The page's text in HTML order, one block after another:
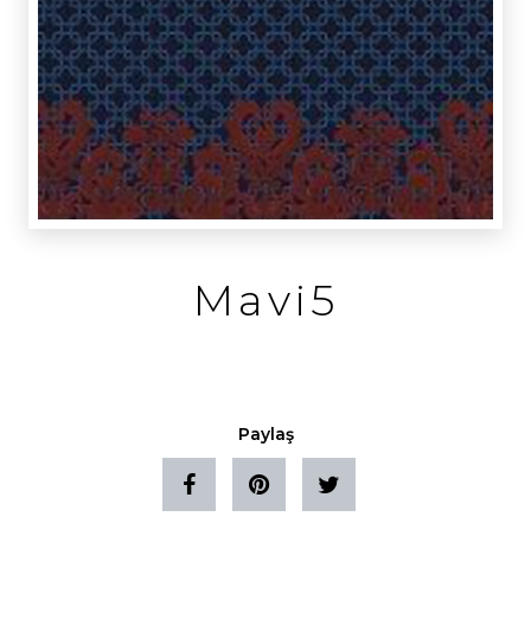
Mavi5
Paylaş